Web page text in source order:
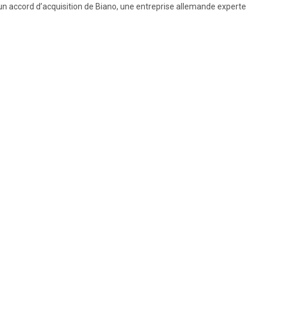
d’acquisition de Biano, une entreprise allemande experte